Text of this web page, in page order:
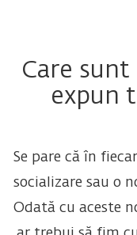
Care sunt
expun
Se pare că în
socializare sau o
Odată cu aceste